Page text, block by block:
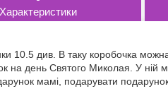
Характеристики
10.5 див. В таку коробочка
на день Святого Миколая. У ній
мамі, подарувати